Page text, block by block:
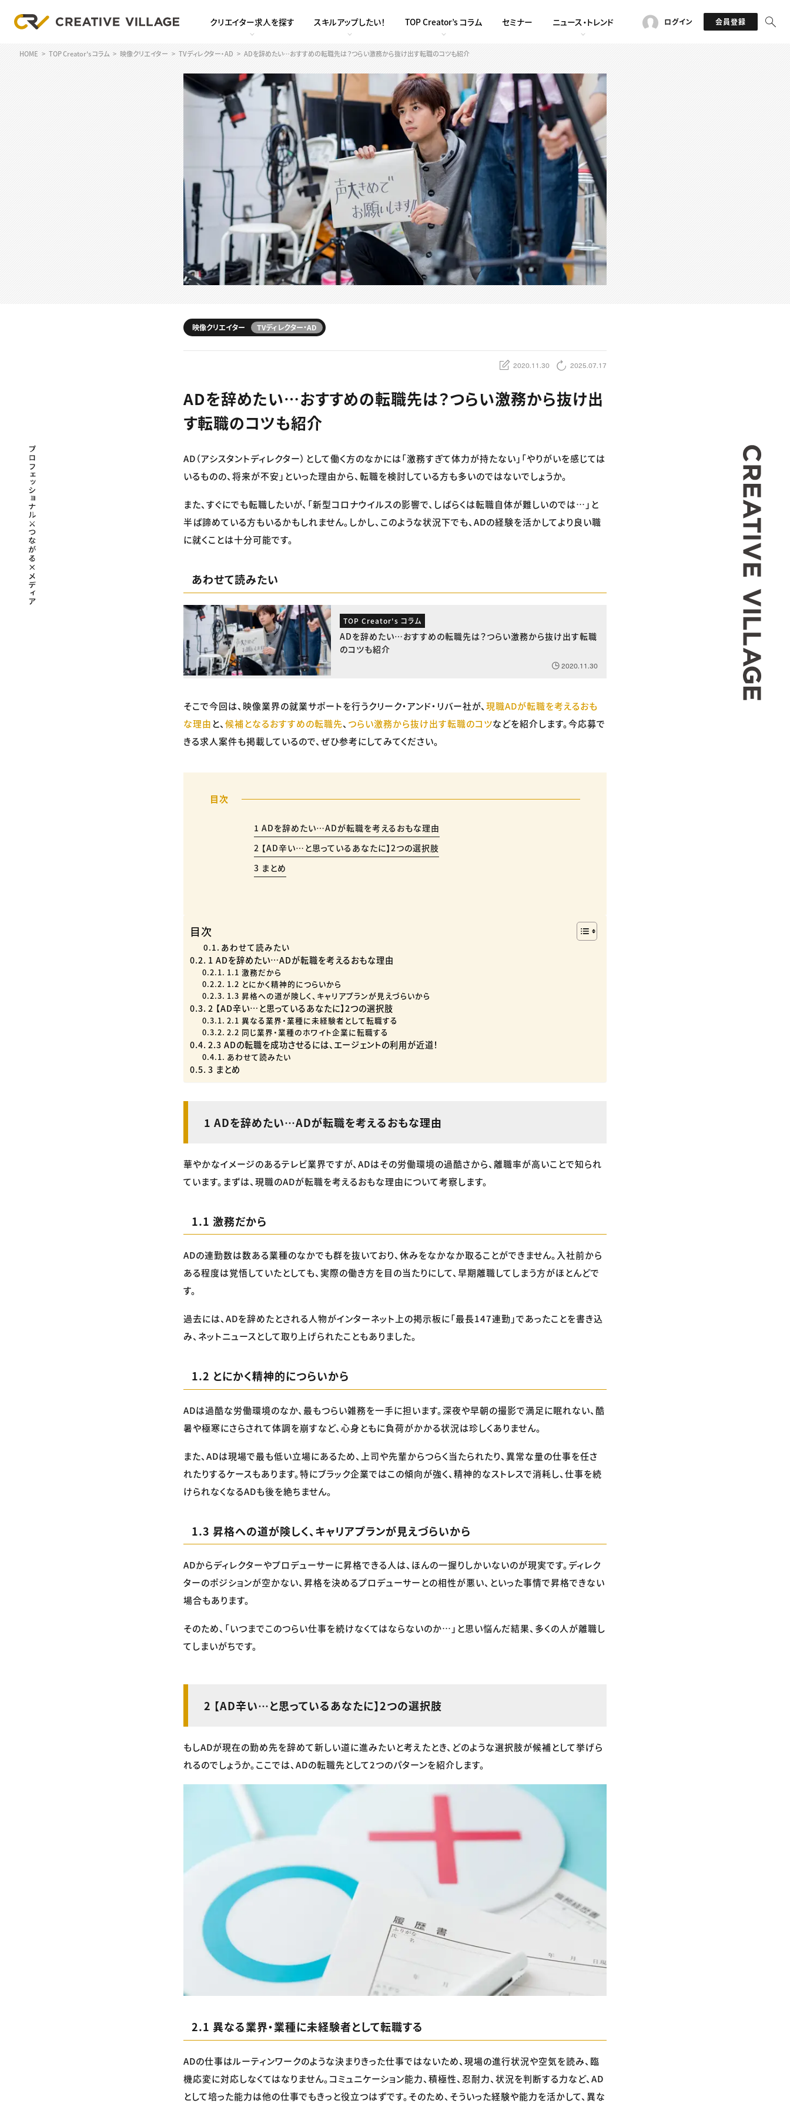
クリエイター求人を探す スキルアップしたい！ TOP Creator’s コラム セミナー ニュース・トレンド ログイン 会員登録
HOME TOP Creator's コラム 映像クリエイター TVディレクター・AD ADを辞めたい…おすすめの転職先は？つらい激務から抜け出す転職のコツも紹介
映像クリエイター TVディレクター・AD
2020.11.30 2025.07.17
ADを辞めたい…おすすめの転職先は？つらい激務から抜け出
す転職のコツも紹介
AD（アシスタントディレクター）として働く方のなかには「激務すぎて体力が持たない」「やりがいを感じては
いるものの、将来が不安」といった理由から、転職を検討している方も多いのではないでしょうか。
また、すぐにでも転職したいが、「新型コロナウイルスの影響で、しばらくは転職自体が難しいのでは…」と
半ば諦めている方もいるかもしれません。しかし、このような状況下でも、ADの経験を活かしてより良い職
に就くことは十分可能です。
あわせて読みたい
TOP Creator's コラム
ADを辞めたい…おすすめの転職先は？つらい激務から抜け出す転職
のコツも紹介
2020.11.30
そこで今回は、映像業界の就業サポートを行うクリーク・アンド・リバー社が、 現職ADが転職を考えるおも
な理由 と、 候補となるおすすめの転職先、 つらい激務から抜け出す転職のコツなどを紹介します。今応募で
きる求人案件も掲載しているので、ぜひ参考にしてみてください。
1 ADを辞めたい…ADが転職を考えるおもな理由
2 【AD辛い…と思っているあなたに】2つの選択肢
3 まとめ
目次
あわせて読みたい
1 ADを辞めたい…ADが転職を考えるおもな理由
1.1 激務だから
1.2 とにかく精神的につらいから
1.3 昇格への道が険しく、キャリアプランが見えづらいから
2 【AD辛い…と思っているあなたに】2つの選択肢
2.1 異なる業界・業種に未経験者として転職する
2.2 同じ業界・業種のホワイト企業に転職する
2.3 ADの転職を成功させるには、エージェントの利用が近道！
あわせて読みたい
3 まとめ
1 ADを辞めたい…ADが転職を考えるおもな理由
華やかなイメージのあるテレビ業界ですが、ADはその労働環境の過酷さから、離職率が高いことで知られ
ています。まずは、現職のADが転職を考えるおもな理由について考察します。
1.1 激務だから
ADの連勤数は数ある業種のなかでも群を抜いており、休みをなかなか取ることができません。入社前から
ある程度は覚悟していたとしても、実際の働き方を目の当たりにして、早期離職してしまう方がほとんどで
す。
過去には、ADを辞めたとされる人物がインターネット上の掲示板に「最長147連勤」であったことを書き込
み、ネットニュースとして取り上げられたこともありました。
1.2 とにかく精神的につらいから
ADは過酷な労働環境のなか、最もつらい雑務を一手に担います。深夜や早朝の撮影で満足に眠れない、酷
暑や極寒にさらされて体調を崩すなど、心身ともに負荷がかかる状況は珍しくありません。
また、ADは現場で最も低い立場にあるため、上司や先輩からつらく当たられたり、異常な量の仕事を任さ
れたりするケースもあります。特にブラック企業ではこの傾向が強く、精神的なストレスで消耗し、仕事を続
けられなくなるADも後を絶ちません。
1.3 昇格への道が険しく、キャリアプランが見えづらいから
ADからディレクターやプロデューサーに昇格できる人は、ほんの一握りしかいないのが現実です。ディレク
ターのポジションが空かない、昇格を決めるプロデューサーとの相性が悪い、といった事情で昇格できない
場合もあります。
そのため、「いつまでこのつらい仕事を続けなくてはならないのか…」と思い悩んだ結果、多くの人が離職し
てしまいがちです。
2 【AD辛い…と思っているあなたに】2つの選択肢
もしADが現在の勤め先を辞めて新しい道に進みたいと考えたとき、どのような選択肢が候補として挙げら
れるのでしょうか。ここでは、ADの転職先として2つのパターンを紹介します。
2.1 異なる業界・業種に未経験者として転職する
ADの仕事はルーティンワークのような決まりきった仕事ではないため、現場の進行状況や空気を読み、臨
機応変に対応しなくてはなりません。コミュニケーション能力、積極性、忍耐力、状況を判断する力など、AD
として培った能力は他の仕事でもきっと役立つはずです。そのため、そういった経験や能力を活かして、異な